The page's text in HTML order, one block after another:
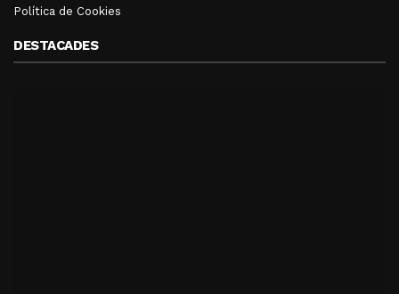
Política de Cookies
DESTACADES